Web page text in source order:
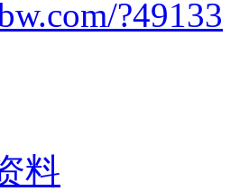
?49133
料